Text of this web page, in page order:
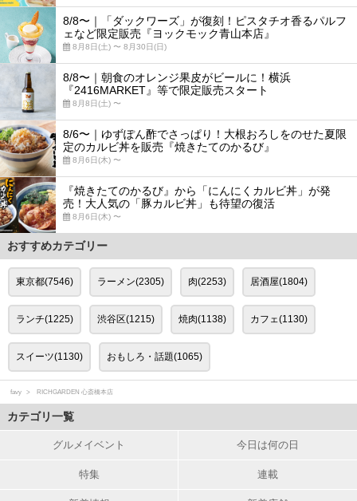
8/8〜｜「ダックワーズ」が復刻！ピスタチオ香るパルフ
ェなど限定販売『ヨックモック青山本店』
8月8日(土) 〜 8月30日(日)
8/8〜｜朝食のオレンジ果皮がビールに！横浜
『2416MARKET』等で限定販売スタート
8月8日(土) 〜
8/6〜｜ゆずぽん酢でさっぱり！大根おろしをのせた夏限
定のカルビ丼を販売『焼きたてのかるび』
8月6日(木) 〜
『焼きたてのかるび』から「にんにくカルビ丼」が発
売！大人気の「豚カルビ丼」も待望の復活
8月6日(木) 〜
おすすめカテゴリー
東京都(7546) ラーメン(2305) 肉(2253) 居酒屋(1804)
ランチ(1225) 渋谷区(1215) 焼肉(1138) カフェ(1130)
スイーツ(1130) おもしろ・話題(1065)
favy RICHGARDEN 心斎橋本店
カテゴリ一覧
グルメイベント 今日は何の日
特集 連載